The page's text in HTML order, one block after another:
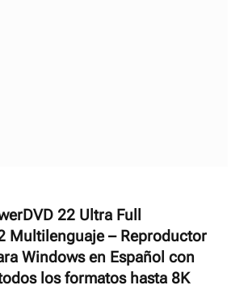
22 Ultra Full
Multilenguaje – Reproductor
Windows en Español con
los formatos hasta 8K